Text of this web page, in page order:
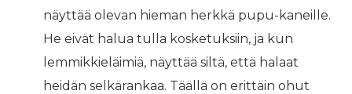
näyttää olevan hieman herkkä pupu-kaneille.
He eivät halua tulla kosketuksiin, ja kun
lemmikkieläimiä, näyttää siltä, ​​että halaat
heidän selkärankaa. Täällä on erittäin ohut